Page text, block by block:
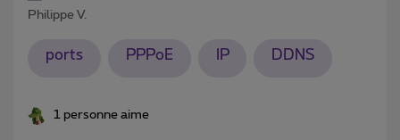
Philippe V.
ports PPPoE IP DDNS
1 personne aime